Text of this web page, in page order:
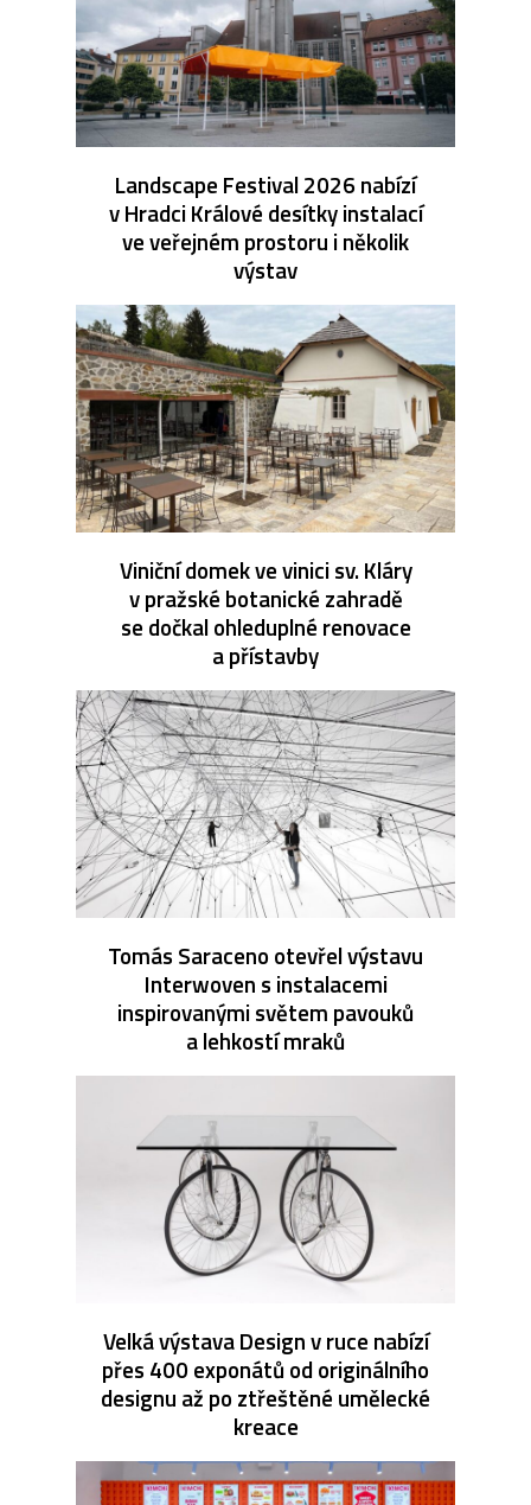
Landscape Festival 2026 nabízí
v Hradci Králové desítky instalací
ve veřejném prostoru i několik
výstav
Viniční domek ve vinici sv. Kláry
v pražské botanické zahradě
se dočkal ohleduplné renovace
a přístavby
Tomás Saraceno otevřel výstavu
Interwoven s instalacemi
inspirovanými světem pavouků
a lehkostí mraků
Velká výstava Design v ruce nabízí
přes 400 exponátů od originálního
designu až po ztřeštěné umělecké
kreace